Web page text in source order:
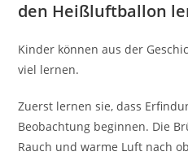
den Heißluftballon
Kinder können aus der
viel lernen.
Zuerst lernen sie, dass
Beobachtung beginnen. Die
Rauch und warme Luft nach